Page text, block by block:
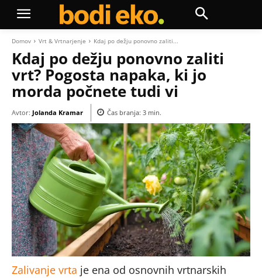
Domov Vrt & Vrtnarjenje Kdaj po dežju ponovno zaliti...
Kdaj po dežju ponovno zaliti
vrt? Pogosta napaka, ki jo
morda počnete tudi vi
Avtor: Jolanda Kramar Čas branja: 3 min.
Zalivanje vrta je ena od osnovnih vrtnarskih